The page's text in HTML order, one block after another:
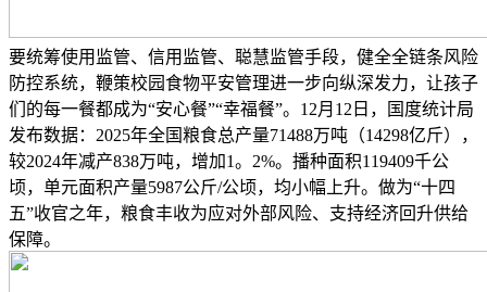
要统筹使用监管、信用监管、聪慧监管手段，健全全链条风险
防控系统，鞭策校园食物平安管理进一步向纵深发力，让孩子
们的每一餐都成为“安心餐”“幸福餐”。12月12日，国度统计局
发布数据：2025年全国粮食总产量71488万吨（14298亿斤），
较2024年减产838万吨，增加1。2%。播种面积119409千公
顷，单元面积产量5987公斤/公顷，均小幅上升。做为“十四
五”收官之年，粮食丰收为应对外部风险、支持经济回升供给
保障。